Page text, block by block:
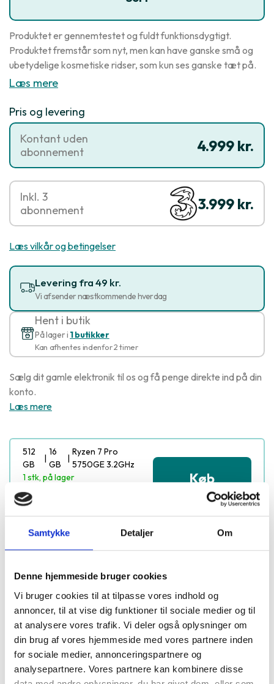
Samtykke Detaljer Om
Denne hjemmeside bruger cookies
Vi bruger cookies til at tilpasse vores indhold og
annoncer, til at vise dig funktioner til sociale medier og til
at analysere vores trafik. Vi deler også oplysninger om
din brug af vores hjemmeside med vores partnere inden
for sociale medier, annonceringspartnere og
analysepartnere. Vores partnere kan kombinere disse
Produktet er gennemtestet og fuldt funktionsdygtigt.
Produktet fremstår som nyt, men kan have ganske små og
ubetydelige kosmetiske ridser, som kun ses ganske tæt på.
Læs mere
Pris og levering
4.999 kr.
Kontant uden
abonnement
3.999 kr.
Inkl. 3
abonnement
Læs vilkår og betingelser
Levering fra 49 kr.
Vi afsender næstkommende hverdag
Hent i butik
På lager i 1 butikker
Kan afhentes indenfor 2 timer
Sælg dit gamle elektronik til os og få penge direkte ind på din
konto.
Læs mere
512
GB
|
16
GB
|
Ryzen 7 Pro
5750GE 3.2GHz
1 stk, på lager
4.999 kr.
Køb
100% danskejet Byt i 18 butikker Hurtig levering
Derfor skal du vælge HP
EliteDesk 805 G8